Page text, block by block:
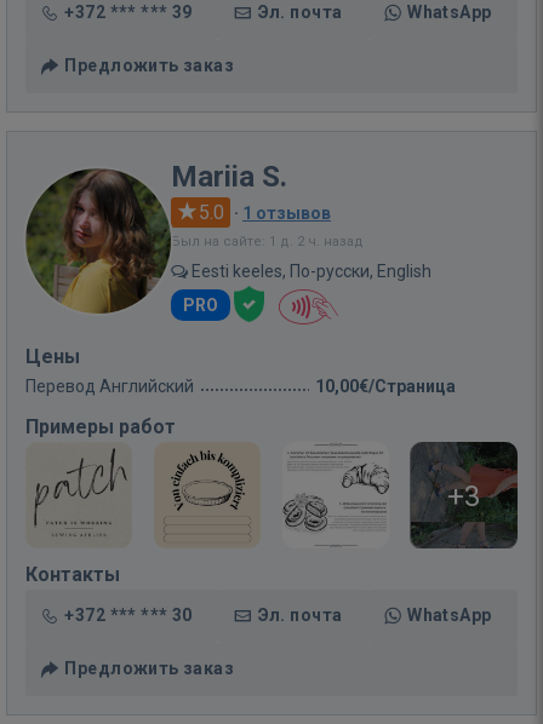
+372 *** *** 39 Эл. почта WhatsApp
Предложить заказ
Mariia S.
5.0 · 1 отзывов
Был на сайте: 1 д. 2 ч. назад
Eesti keeles, По-русски, English
PRO
Цены
Перевод Английский 10,00€/Страница
Примеры работ
+3
Контакты
+372 *** *** 30 Эл. почта WhatsApp
Предложить заказ